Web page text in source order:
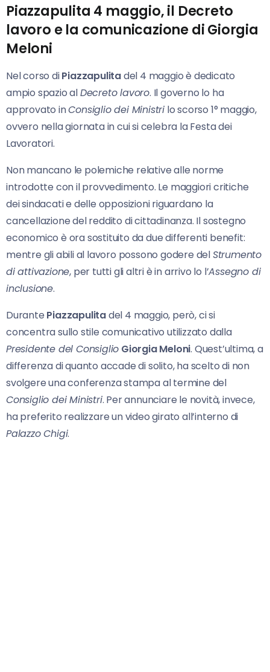
Piazzapulita 4 maggio, il Decreto
lavoro e la comunicazione di Giorgia
Meloni
Nel corso diPiazzapulitadel 4 maggio è dedicato
ampio spazio alDecreto lavoro. Il governo lo ha
approvato inConsiglio dei Ministri lo scorso 1° maggio,
ovvero nella giornata in cui si celebra la Festa dei
Lavoratori.
Non mancano le polemiche relative alle norme
introdotte con il provvedimento. Le maggiori critiche
dei sindacati e delle opposizioni riguardano la
cancellazione del reddito di cittadinanza. Il sostegno
economico è ora sostituito da due differenti benefit:
mentre gli abili al lavoro possono godere delStrumento
di attivazione, per tutti gli altri è in arrivo lo l’Assegno di
inclusione.
Durante Piazzapulitadel 4 maggio, però, ci si
concentra sullo stile comunicativo utilizzato dalla
Presidente del Consiglio Giorgia Meloni. Quest’ultima, a
differenza di quanto accade di solito, ha scelto di non
svolgere una conferenza stampa al termine del
Consiglio dei Ministri. Per annunciare le novità, invece,
ha preferito realizzare un video girato all’interno di
Palazzo Chigi.